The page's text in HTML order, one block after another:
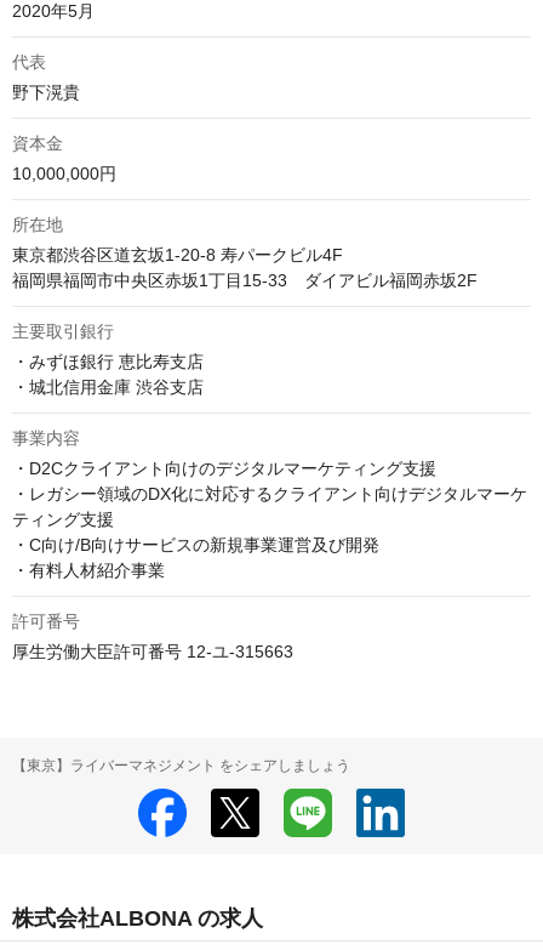
2020年5月
代表
野下滉貴
資本金
10,000,000円
所在地
東京都渋谷区道玄坂1-20-8 寿パークビル4F
主要取引銀行
・みずほ銀行 恵比寿支店
・城北信用金庫 渋谷支店
事業内容
・D2Cクライアント向けのデジタルマーケティング支援
・レガシー領域のDX化に対応するクライアント向けデジタルマーケ
ティング支援
・C向け/B向けサービスの新規事業運営及び開発
・有料人材紹介事業
許可番号
厚生労働大臣許可番号 12-ユ-315663
【東京】ライバーマネジメント をシェアしましょう
株式会社ALBONA の求人